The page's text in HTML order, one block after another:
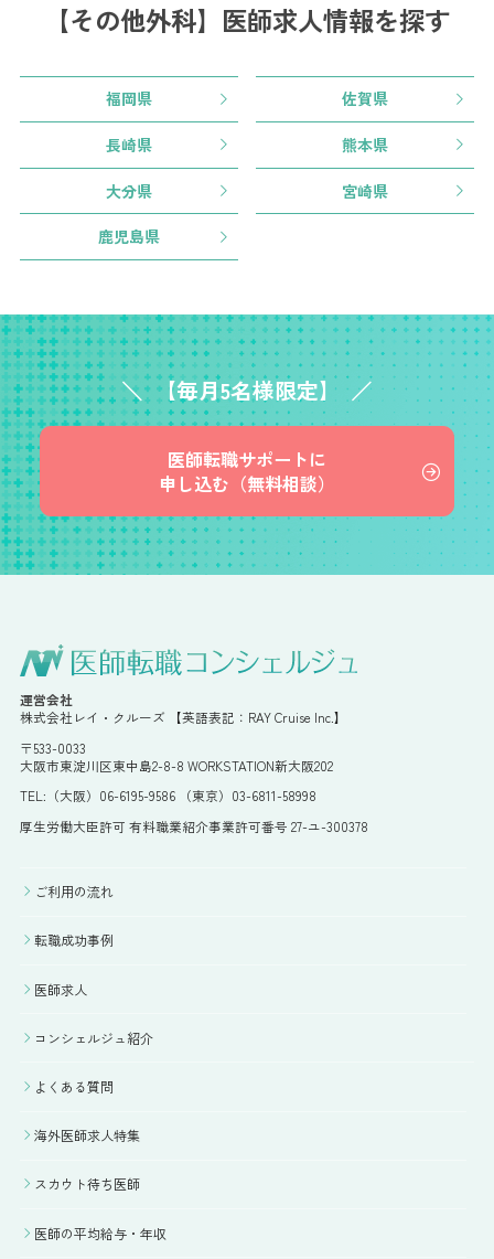
【その他外科】医師求人情報を探す
福岡県 佐賀県
長崎県 熊本県
大分県 宮崎県
鹿児島県
【毎月5名様限定】
医師転職サポートに
申し込む（無料相談）
運営会社
株式会社レイ・クルーズ 【英語表記：RAY Cruise Inc.】
〒533-0033
大阪市東淀川区東中島2-8-8 WORKSTATION新大阪202
TEL:（大阪）06-6195-9586 （東京）03-6811-58998
厚生労働大臣許可 有料職業紹介事業許可番号 27-ユ-300378
ご利用の流れ
転職成功事例
医師求人
コンシェルジュ紹介
よくある質問
海外医師求人特集
スカウト待ち医師
医師の平均給与・年収